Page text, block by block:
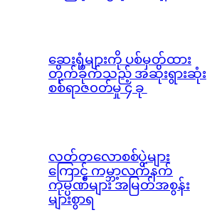
ဆေးရုံများကို ပစ်မှတ်ထား
တိုက်ခိုက်သည့် အဆိုးရွားဆုံး
စစ်ရာဇ၀တ်မှု ၄ ခု
လတ်တလောစစ်ပွဲများ
ကြောင့် ကမ္ဘာ့လက်နက်
ကုမ္ပဏီများ အမြတ်အစွန်း
များစွာရ